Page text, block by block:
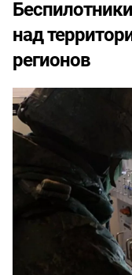
над
регионов